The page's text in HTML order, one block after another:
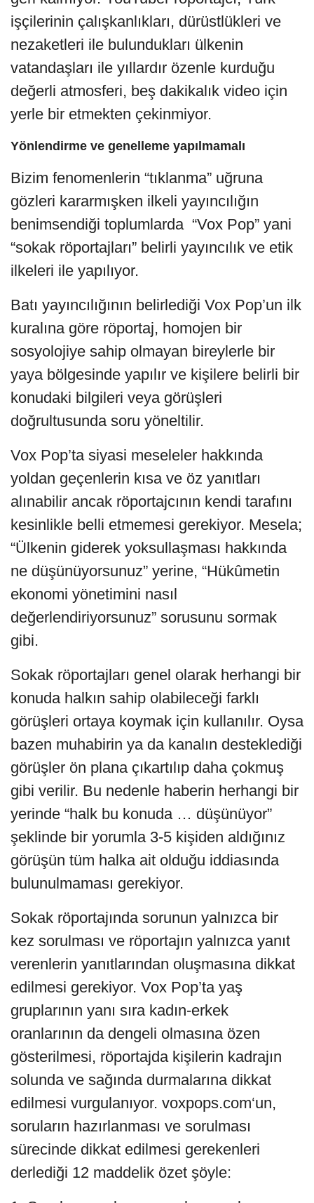
işçilerinin çalışkanlıkları, dürüstlükleri ve
nezaketleri ile bulundukları ülkenin
vatandaşları ile yıllardır özenle kurduğu
değerli atmosferi, beş dakikalık video için
yerle bir etmekten çekinmiyor.
Yönlendirme ve genelleme yapılmamalı
Bizim fenomenlerin “tıklanma” uğruna
gözleri kararmışken ilkeli yayıncılığın
benimsendiği toplumlarda “Vox Pop” yani
“sokak röportajları” belirli yayıncılık ve etik
ilkeleri ile yapılıyor.
Batı yayıncılığının belirlediği Vox Pop’un ilk
kuralına göre röportaj, homojen bir
sosyolojiye sahip olmayan bireylerle bir
yaya bölgesinde yapılır ve kişilere belirli bir
konudaki bilgileri veya görüşleri
doğrultusunda soru yöneltilir.
Vox Pop’ta siyasi meseleler hakkında
yoldan geçenlerin kısa ve öz yanıtları
alınabilir ancak röportajcının kendi tarafını
kesinlikle belli etmemesi gerekiyor. Mesela;
“Ülkenin giderek yoksullaşması hakkında
ne düşünüyorsunuz” yerine, “Hükûmetin
ekonomi yönetimini nasıl
değerlendiriyorsunuz” sorusunu sormak
gibi.
Sokak röportajları genel olarak herhangi bir
konuda halkın sahip olabileceği farklı
görüşleri ortaya koymak için kullanılır. Oysa
bazen muhabirin ya da kanalın desteklediği
görüşler ön plana çıkartılıp daha çokmuş
gibi verilir. Bu nedenle haberin herhangi bir
yerinde “halk bu konuda … düşünüyor”
şeklinde bir yorumla 3-5 kişiden aldığınız
görüşün tüm halka ait olduğu iddiasında
bulunulmaması gerekiyor.
Sokak röportajında sorunun yalnızca bir
kez sorulması ve röportajın yalnızca yanıt
verenlerin yanıtlarından oluşmasına dikkat
edilmesi gerekiyor. Vox Pop’ta yaş
gruplarının yanı sıra kadın-erkek
oranlarının da dengeli olmasına özen
gösterilmesi, röportajda kişilerin kadrajın
solunda ve sağında durmalarına dikkat
edilmesi vurgulanıyor. voxpops.com‘un,
soruların hazırlanması ve sorulması
sürecinde dikkat edilmesi gerekenleri
derlediği 12 maddelik özet şöyle: